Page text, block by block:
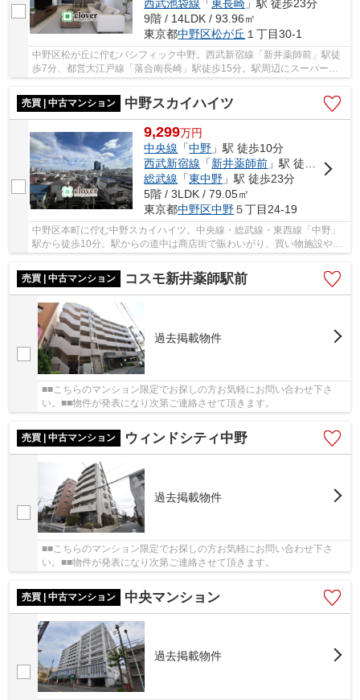
西武池袋線 「 東長崎 」駅 徒歩23分
9階 / 14LDK / 93.96㎡
東京都中野区松が丘 １丁目30-1
中野区松が丘に佇むパシフィック中野。西武新宿線「新井薬師前」駅徒
歩7分、都営大江戸線「落合南長崎」駅徒歩15分。駅周辺にスーパーや
売買 | 中古マンション
中野スカイハイツ
9,299万円
中央線 「中野 」駅 徒歩10分
西武新宿線 「新井薬師前 」駅 徒歩14分
総武線 「東中野 」駅 徒歩23分
5階 / 3LDK / 79.05㎡
東京都中野区中野５丁目24-19
中野区本町に佇む中野スカイハイツ。中央線・総武線・東西線「中野」
駅から徒歩10分。駅からの道中は商店街で賑わいがり、買い物施設や飲
売買 | 中古マンション
コスモ新井薬師駅前
過去掲載物件
■■こちらのマンション限定でお探しの方お気軽にお問い合わせ下さ
い。■■物件が発表になり次第ご連絡させて頂きます。
売買 | 中古マンション ウィンドシティ中野
過去掲載物件
■■こちらのマンション限定でお探しの方お気軽にお問い合わせ下さ
い。■■物件が発表になり次第ご連絡させて頂きます。
売買 | 中古マンション 中央マンション
過去掲載物件